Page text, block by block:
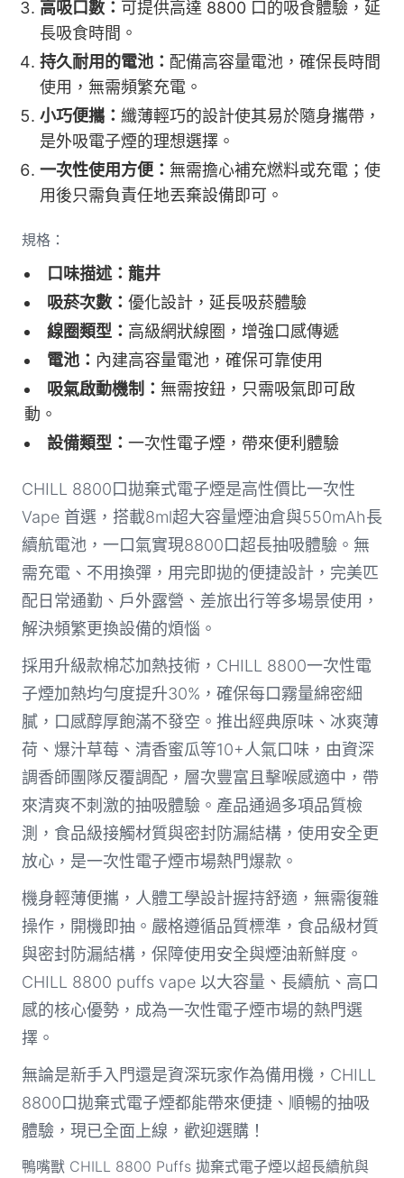
高吸口數： 可提供高達 8800 口的吸食體驗，延
長吸食時間。
持久耐用的電池： 配備高容量電池，確保長時間
使用，無需頻繁充電。
小巧便攜： 纖薄輕巧的設計使其易於隨身攜帶，
是外吸電子煙的理想選擇。
一次性使用方便： 無需擔心補充燃料或充電；使
用後只需負責任地丟棄設備即可。
規格：
口味描述：龍井
吸菸次數： 優化設計，延長吸菸體驗
線圈類型： 高級網狀線圈，增強口感傳遞
電池： 內建高容量電池，確保可靠使用
吸氣啟動機制： 無需按鈕，只需吸氣即可啟
動。
設備類型： 一次性電子煙，帶來便利體驗
CHILL 8800口拋棄式電子煙是高性價比一次性
Vape 首選，搭載8ml超大容量煙油倉與550mAh長
續航電池，一口氣實現8800口超長抽吸體驗。無
需充電、不用換彈，用完即拋的便捷設計，完美匹
配日常通勤、戶外露營、差旅出行等多場景使用，
解決頻繁更換設備的煩惱。
採用升級款棉芯加熱技術，CHILL 8800一次性電
子煙加熱均勻度提升30%，確保每口霧量綿密細
膩，口感醇厚飽滿不發空。推出經典原味、冰爽薄
荷、爆汁草莓、清香蜜瓜等10+人氣口味，由資深
調香師團隊反覆調配，層次豐富且擊喉感適中，帶
來清爽不刺激的抽吸體驗。產品通過多項品質檢
測，食品級接觸材質與密封防漏結構，使用安全更
放心，是一次性電子煙市場熱門爆款。
機身輕薄便攜，人體工學設計握持舒適，無需復雜
操作，開機即抽。嚴格遵循品質標準，食品級材質
與密封防漏結構，保障使用安全與煙油新鮮度。
CHILL 8800 puffs vape 以大容量、長續航、高口
感的核心優勢，成為一次性電子煙市場的熱門選
擇。
無論是新手入門還是資深玩家作為備用機，CHILL
8800口拋棄式電子煙都能帶來便捷、順暢的抽吸
體驗，現已全面上線，歡迎選購！
鴨嘴獸 CHILL 8800 Puffs 拋棄式電子煙以超長續航與